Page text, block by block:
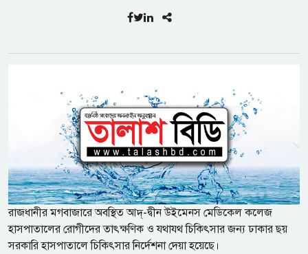
রাজধানীর মগবাজারে অবস্থিত আদ্‌-দ্বীন উইমেনস মেডিকেল কলেজ
হাসপাতালের রোগীদের তাৎক্ষণিক ও যথাযথ চিকিৎসার জন্য ঢাকার ছয়
সরকারি হাসপাতালে চিকিৎসার নির্দেশনা দেয়া হয়েছে।